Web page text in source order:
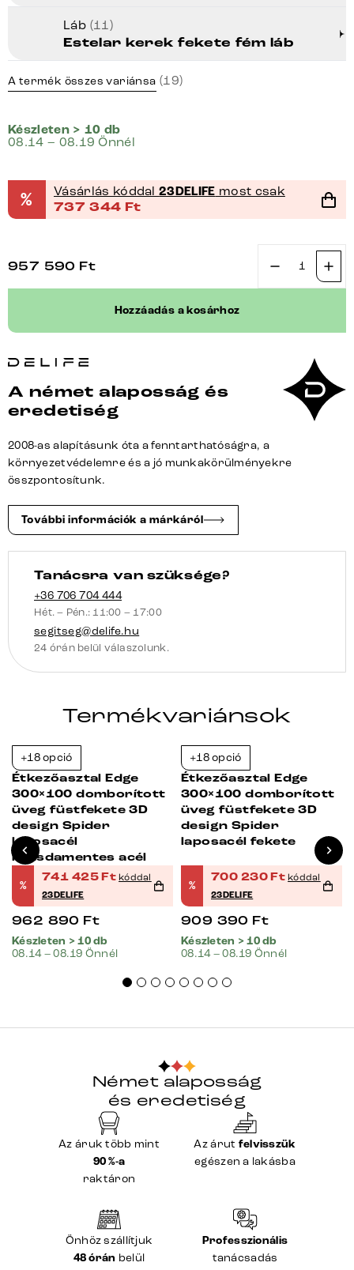
Láb (11)
Estelar kerek fekete fém láb
A termék összes variánsa (19)
Készleten > 10 db
08.14 – 08.19 Önnél
% Vásárlás kóddal23DELIFE most csak
737 344 Ft
957 590 Ft
Étkezőasztal
domborított
füstfekete
kerek
fém
Hozzáadás a kosárhoz
A német alaposság és
eredetiség
2008-as alapításunk óta a fenntarthatóságra, a
környezetvédelemre és a jó munkakörülményekre
összpontosítunk.
További információk a márkáról
Tanácsra van szüksége?
+36 706 704 444
Hét. – Pén.: 11:00 – 17:00
segitseg@delife.hu
24 órán belül válaszolunk.
Termékvariánsok
+18 opció
Étkezőasztal Edge
300×100 domborított
üveg füstfekete 3D
design Spider
laposacél
rozsdamentes acél
%
741 425Ft kóddal
23DELIFE
962 890 Ft
Készleten > 10 db
08.14 – 08.19 Önnél
+18 opció
Étkezőasztal Edge
300×100 domborított
üveg füstfekete 3D
design Spider
laposacél fekete
%
700 230Ft kóddal
23DELIFE
909 390 Ft
Készleten > 10 db
08.14 – 08.19 Önnél
Német alaposság
és eredetiség
Az áruk több mint
90 %-a
raktáron
Az árut felvisszük
egészen a lakásba
Önhöz szállítjuk
48 órán belül
Professzionális
tanácsadás